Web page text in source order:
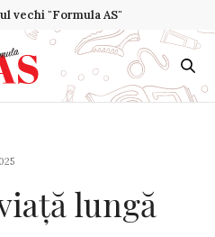
vechi "Formula AS"
lungă